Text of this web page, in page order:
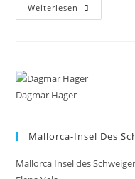
Weiterlesen
Dagmar Hager
Mallorca-Insel Des
Mallorca Insel des